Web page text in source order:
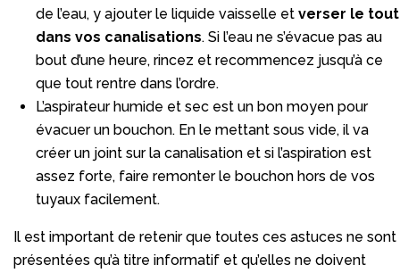
de l’eau, y ajouter le liquide vaisselle et verser le tout
dans vos canalisations. Si l’eau ne s’évacue pas au
bout d’une heure, rincez et recommencez jusqu’à ce
que tout rentre dans l’ordre.
L’aspirateur humide et sec est un bon moyen pour
évacuer un bouchon. En le mettant sous vide, il va
créer un joint sur la canalisation et si l’aspiration est
assez forte, faire remonter le bouchon hors de vos
tuyaux facilement.
Il est important de retenir que toutes ces astuces ne sont
présentées qu’à titre informatif et qu’elles ne doivent